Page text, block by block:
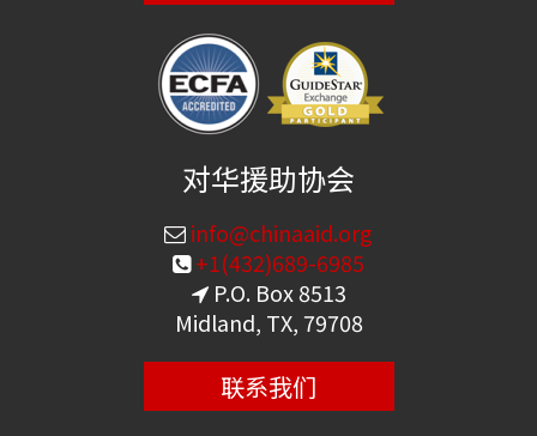
对华援助协会
info@chinaaid.org
+1(432)689-6985
P.O. Box 8513
Midland, TX, 79708
联系我们